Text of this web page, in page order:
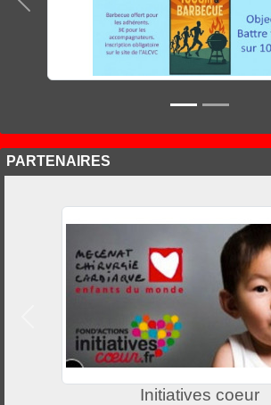
Précedent
PARTENAIRES
Initiatives coeur
Précedent